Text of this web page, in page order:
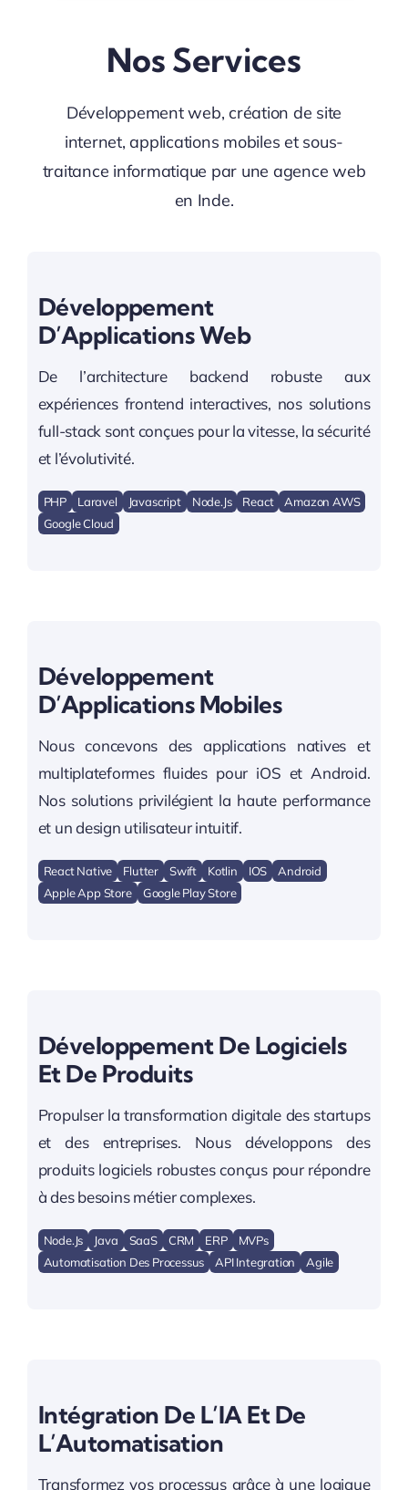
Nos Services
Développement web, création de site
internet, applications mobiles et sous-
traitance informatique par une agence web
en Inde.
Développement
D’Applications Web
De l’architecture backend robuste aux
expériences frontend interactives, nos solutions
full-stack sont conçues pour la vitesse, la sécurité
et l’évolutivité.
PHP Laravel Javascript Node.js React
Amazon AWS
Google Cloud
Développement
D’Applications Mobiles
Nous concevons des applications natives et
multiplateformes fluides pour iOS et Android.
Nos solutions privilégient la haute performance
et un design utilisateur intuitif.
React Native Flutter Swift Kotlin IOS
Android
Apple App Store
Google Play Store
Développement De Logiciels
Et De Produits
Propulser la transformation digitale des startups
et des entreprises. Nous développons des
produits logiciels robustes conçus pour répondre
à des besoins métier complexes.
Node.js Java SaaS CRM ERP
MVPs
Automatisation Des Processus
API Integration Agile
Intégration De L’IA Et De
L’Automatisation
Transformez vos processus grâce à une logique